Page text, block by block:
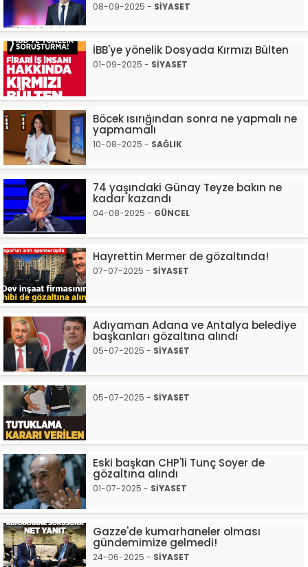
08-09-2025 - SİYASET
İBB'ye yönelik Dosyada Kırmızı Bülten
01-09-2025 - SİYASET
Böcek ısırığından sonra ne yapmalı ne
yapmamalı
10-08-2025 - SAĞLIK
74 yaşındaki Günay Teyze bakın ne
kadar kazandı
04-08-2025 - GÜNCEL
Hayrettin Mermer de gözaltında!
07-07-2025 - SİYASET
Adıyaman Adana ve Antalya belediye
başkanları gözaltına alındı
05-07-2025 - SİYASET
05-07-2025 - SİYASET
Eski başkan CHP'li Tunç Soyer de
gözaltına alındı
01-07-2025 - SİYASET
Gazze'de kumarhaneler olması
gündemimize gelmedi!
24-06-2025 - SİYASET